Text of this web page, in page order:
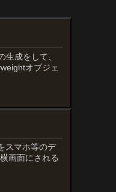
成をして、
オブジェ
スマホ等のデ
画面にされる